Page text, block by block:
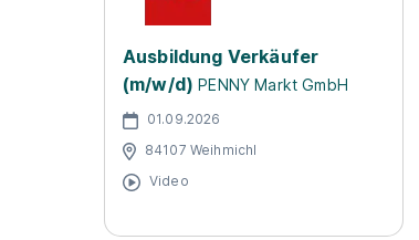
Ausbildung Verkäufer
(m/w/d) PENNY Markt GmbH
01.09.2026
84107 Weihmichl
Video